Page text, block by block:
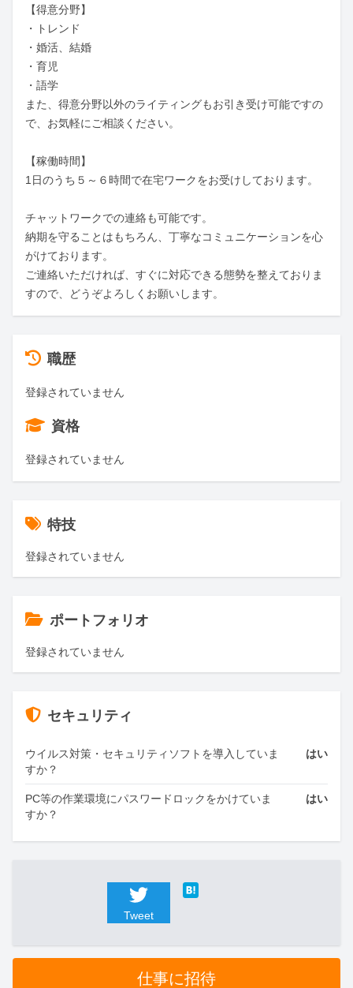
【得意分野】
・トレンド
・婚活、結婚
・育児
・語学
また、得意分野以外のライティングもお引き受け可能ですの
で、お気軽にご相談ください。
【稼働時間】
1日のうち５～６時間で在宅ワークをお受けしております。
チャットワークでの連絡も可能です。
納期を守ることはもちろん、丁寧なコミュニケーションを心
がけております。
ご連絡いただければ、すぐに対応できる態勢を整えておりま
すので、どうぞよろしくお願いします。
職歴
登録されていません
資格
登録されていません
特技
登録されていません
ポートフォリオ
登録されていません
セキュリティ
ウイルス対策・セキュリティソフトを導入していま
すか？
はい
PC等の作業環境にパスワードロックをかけていま
すか？
はい
Tweet
仕事に招待